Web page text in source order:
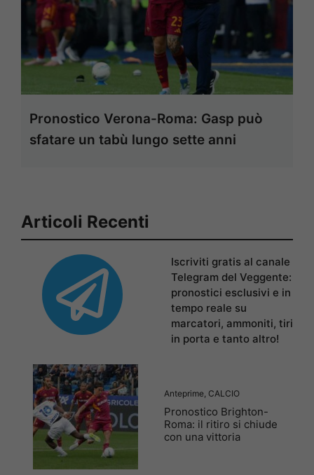
Pronostico Verona-Roma: Gasp può
sfatare un tabù lungo sette anni
Articoli Recenti
Iscriviti gratis al canale
Telegram del Veggente:
pronostici esclusivi e in
tempo reale su
marcatori, ammoniti, tiri
in porta e tanto altro!
Anteprime CALCIO
Pronostico Brighton-
Roma: il ritiro si chiude
con una vittoria